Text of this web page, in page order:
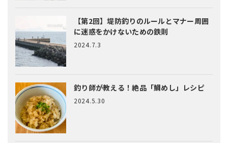
【第2回】堤防釣りのルールとマナー周囲
に迷惑をかけないための鉄則
2024.7.3
釣り師が教える！絶品「鯛めし」レシピ
2024.5.30